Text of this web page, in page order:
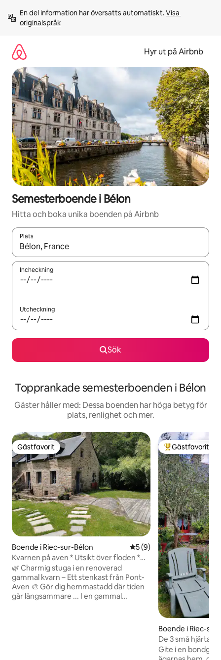
innehåll
En del information har översatts automatiskt. Visa
originalspråk
Hyr ut på Airbnb
Semesterboende i Bélon
Hitta och boka unika boenden på Airbnb
Plats
När resultaten är tillgängliga kan du navigera med upp- och
Incheckning
Utcheckning
Sök
Topprankade semesterboenden i Bélon
Gäster håller med: Dessa boenden har höga betyg för
plats, renlighet och mer.
Gästfavorit
Gästfavorit
Boende i Riec-sur-Bélon 5 av 5 i genomsnittligt
5 (9)
Kvarnen på aven * Utsikt över floden *
Lugn
🌿 Charmig stuga i en renoverad
gammal kvarn – Ett stenkast från Pont-
Aven 🎨 Gör dig hemmastadd där tiden
går långsammare ... I en gammal
Populär
Gästfavorit
Boende i Riec-
De 3 små hjärtana
Gite i en